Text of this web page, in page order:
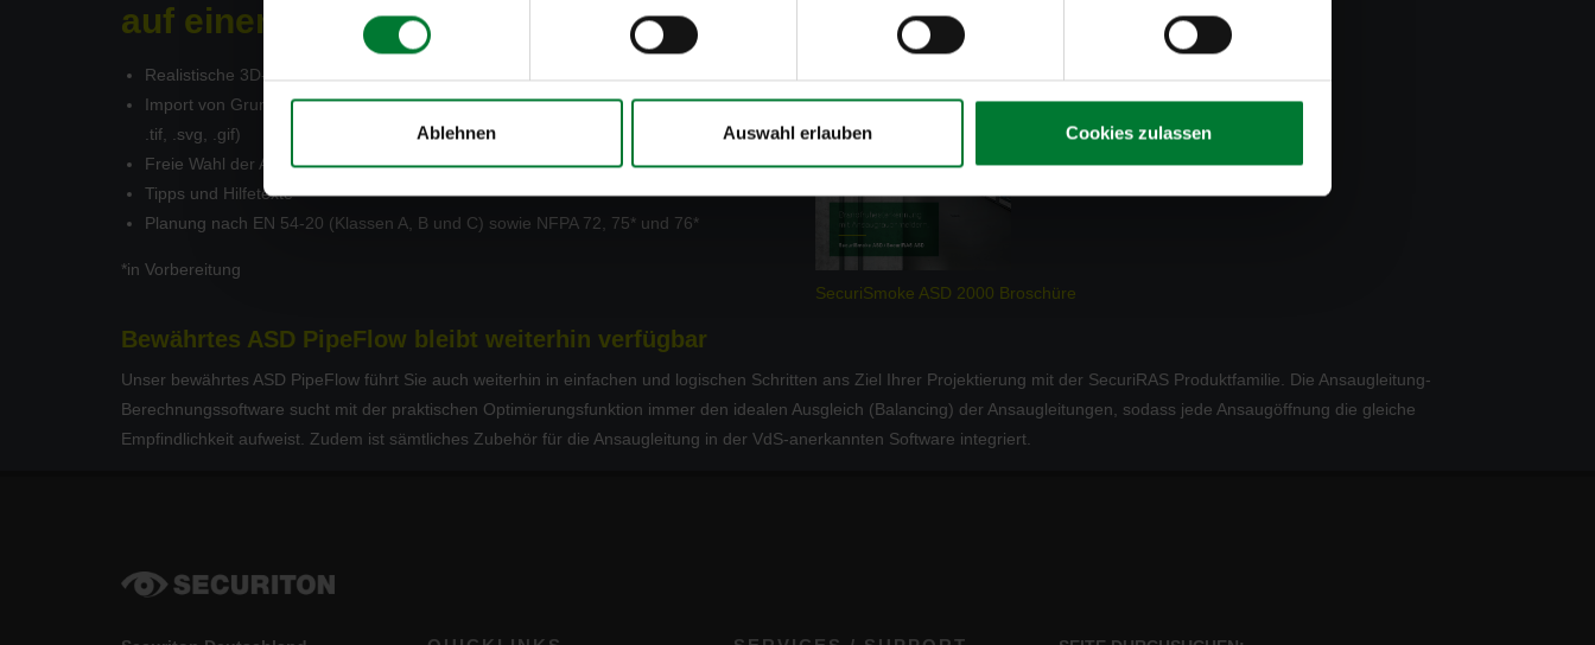
Ablehnen Auswahl erlauben Cookies zulassen
auf einen Blick:
Realistische 3D-Ansichten
Import von Grundrissplänen in den gängigsten Formaten (z.B. .pdf, .png, .jpg, .bmp,
.tif, .svg, .gif)
Freie Wahl der Ansichten für die Reports (an eigene Prozesse anpassbar)
Tipps und Hilfetexte
Planung nach EN 54-20 (Klassen A, B und C) sowie NFPA 72, 75* und 76*
*in Vorbereitung
SecuriSmoke ASD 2000 Broschüre
Bewährtes ASD PipeFlow bleibt weiterhin verfügbar
Unser bewährtes ASD PipeFlow führt Sie auch weiterhin in einfachen und logischen Schritten ans Ziel Ihrer Projektierung mit der SecuriRAS Produktfamilie. Die Ansaugleitung-
Berechnungssoftware sucht mit der praktischen Optimierungsfunktion immer den idealen Ausgleich (Balancing) der Ansaugleitungen, sodass jede Ansaugöffnung die gleiche
Empfindlichkeit aufweist. Zudem ist sämtliches Zubehör für die Ansaugleitung in der VdS-anerkannten Software integriert.